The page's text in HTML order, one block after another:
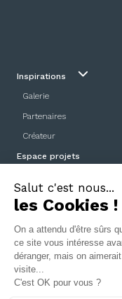
Inspirations
Galerie
Partenaires
Créateur
Espace projets
Mentions